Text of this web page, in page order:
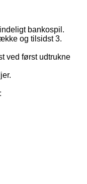
bankospil.
og tilsidst 3.
ved først udtrukne